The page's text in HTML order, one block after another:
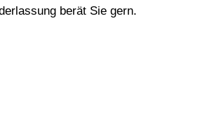
berät Sie gern.